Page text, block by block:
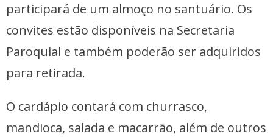
participará de um almoço no santuário. Os
convites estão disponíveis na Secretaria
Paroquial e também poderão ser adquiridos
para retirada.
O cardápio contará com churrasco,
mandioca, salada e macarrão, além de outros